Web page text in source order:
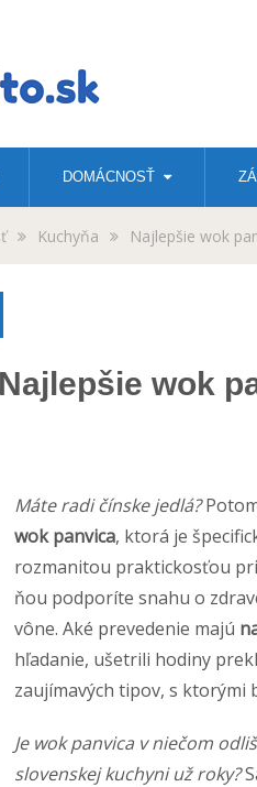
DOMÁCNOSŤ
Kuchyňa Najlepšie wok
Najlepšie wok
Máte radi čínske jedlá?
wok panvica, ktorá je
rozmanitou praktickosťou
ňou podporíte snahu o
vône. Aké prevedenie majú
hľadanie, ušetrili hodiny
zaujímavých tipov, s ktorými
Je wok panvica v niečom
slovenskej kuchyni už roky?